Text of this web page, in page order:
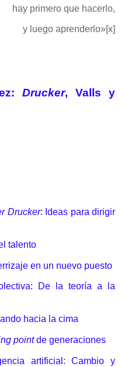
hay primero que hacerlo,
y luego aprenderlo»[x]
Drucker, Valls y
Drucker: Ideas para dirigir
talento
en un nuevo puesto
De la teoría a la
hacia la cima
pointde generaciones
artificial: Cambio y